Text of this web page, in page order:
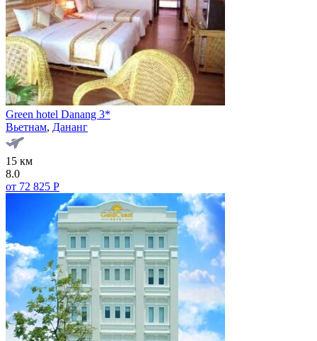
Green hotel Danang 3*
Вьетнам, Дананг
15 км
8.0
от 72 825 Р